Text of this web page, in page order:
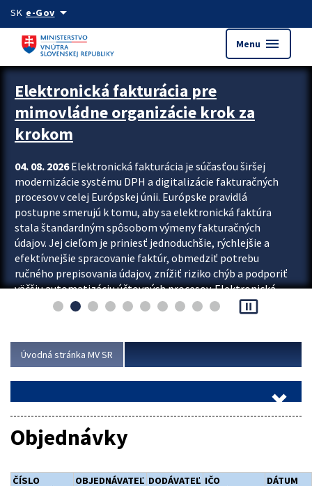
Preskocit na hlavný obsah
SK e-Govarrow_drop_down
Menu menu
Zastavit automatický posun upútavok
Elektronická fakturácia pre
mimovládne organizácie krok za
krokom
04. 08. 2026Elektronická fakturácia je súčasťou širšej
modernizácie systému DPH a digitalizácie fakturačných
procesov v celej Európskej únii. Európske pravidlá
postupne smerujú k tomu, aby sa elektronická faktúra
stala štandardným spôsobom výmeny fakturačných
údajov. Jej cieľom je priniesť jednoduchšie, rýchlejšie a
efektívnejšie spracovanie faktúr, obmedziť potrebu
ručného prepisovania údajov, znížiť riziko chýb a podporiť
väčšiu automatizáciu účtovných procesov. Elektronická
fakturácia preto nepredstavuje...
pause_presentation
Úvodná stránka MV SR
Objednávky
ČÍSLO
OBJEDNÁVATEĽ DODÁVATEĽ IČO
DÁTUM